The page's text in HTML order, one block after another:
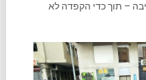
– תוך כדי הקפדה לא